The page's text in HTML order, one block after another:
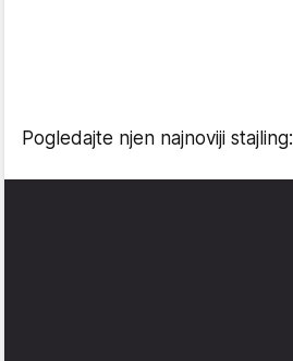
Pogledajte njen najnoviji stajling: